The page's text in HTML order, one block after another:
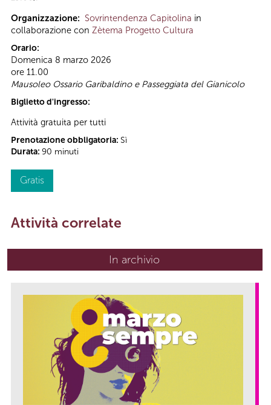
Organizzazione: Sovrintendenza Capitolina in
collaborazione con Zètema Progetto Cultura
Orario:
Domenica 8 marzo 2026
ore 11.00
Mausoleo Ossario Garibaldino e Passeggiata del Gianicolo
Biglietto d'ingresso:
Attività gratuita per tutti
Prenotazione obbligatoria: Sì
Durata: 90 minuti
Gratis
Attività correlate
In archivio